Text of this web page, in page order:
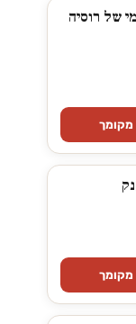
של רוסיה
מקומך
מקומך